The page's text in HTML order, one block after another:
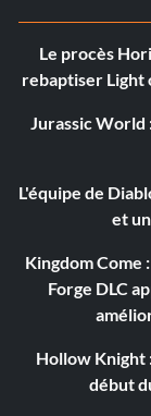
Le procès
rebaptiser Light
Jurassic World
L'équipe de
et
Kingdom Come
Forge DLC
Hollow Knight
début